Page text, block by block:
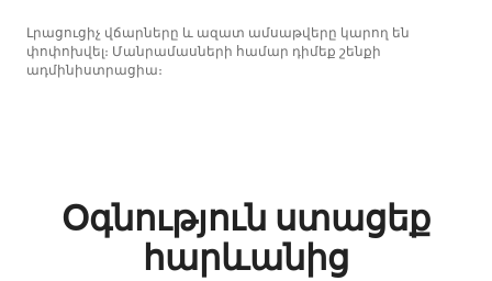
Լրացուցիչ վճարները և ազատ ամսաթվերը կարող են
փոփոխվել։ Մանրամասների համար դիմեք շենքի
ադմինիստրացիա։
Օգնություն ստացեք
հարևանից